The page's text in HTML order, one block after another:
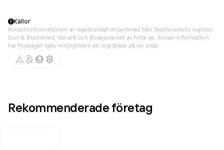
Källor
Kontaktinformationen är regelbundet importerad från Skatteverkets register,
Dun & Bradstreet, Value8 och Bolagsverket av hitta.se. Annan information
har företaget själv möjligheten att registrera på sin sida.
Rekommenderade företag